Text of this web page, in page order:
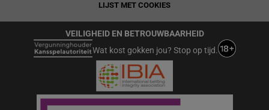
LIJST MET COOKIES
VEILIGHEID EN BETROUWBAARHEID
Wat kost gokken jou? Stop op tijd.